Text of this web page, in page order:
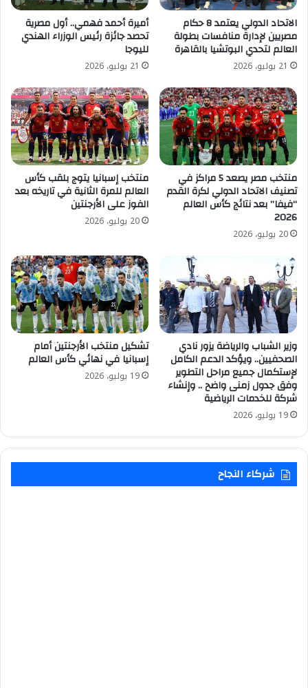
الاتحاد الدولي يعتمد 8 حكام
مصريين لإدارة منافسات بطولة
العالم لتحدي البوتشيا بالقاهرة
21 يوليو، 2026
أميرة أحمد فهمي.. أول مصرية
تحصد جائزة رئيس الوزراء الهندي
لليوجا
21 يوليو، 2026
منتخب مصر يصعد 5 مراكز في
تصنيف الاتحاد الدولي لكرة القدم
“فيفا” بعد نتائج كأس العالم
2026
20 يوليو، 2026
منتخب إسبانيا يتوج بلقب كأس
العالم للمرة الثانية في تاريخه بعد
الفوز على الأرجنتين
20 يوليو، 2026
وزير الشباب والرياضة يزور نادي
الصحفيين.. ويؤكد الدعم الكامل
لإستكمال جميع مراحل التطوير
وفق جدول زمنى واضح .. وإنشاء
شركة للخدمات الرياضية
19 يوليو، 2026
تشكيل منتخب الأرجنتين أمام
إسبانيا في نهائي كأس العالم
19 يوليو، 2026
شركاء النجاح